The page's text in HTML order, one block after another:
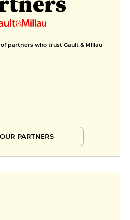
partners who trust Gault & Millau
PARTNERS